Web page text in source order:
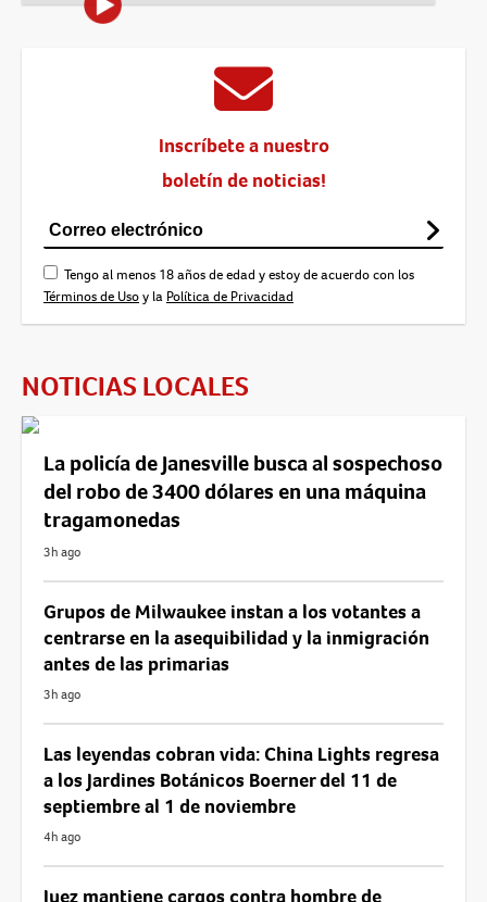
Inscríbete a nuestro
boletín de noticias!
Tengo al menos 18 años de edad y estoy de acuerdo con los
Términos de Usoy la Política de Privacidad
NOTICIAS LOCALES
La policía de Janesville busca al sospechoso
del robo de 3400 dólares en una máquina
tragamonedas
3h ago
Grupos de Milwaukee instan a los votantes a
centrarse en la asequibilidad y la inmigración
antes de las primarias
3h ago
Las leyendas cobran vida: China Lights regresa
a los Jardines Botánicos Boerner del 11 de
septiembre al 1 de noviembre
4h ago
Juez mantiene cargos contra hombre de